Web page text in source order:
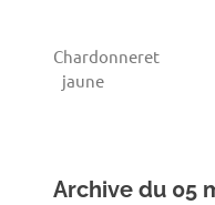
Chardonneret
jaune
Archive du 05